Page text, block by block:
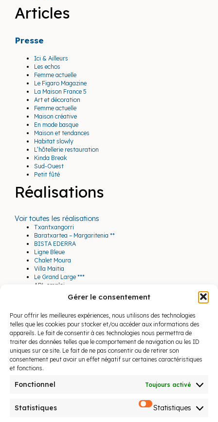
Gérer le consentement
Pour offrir les meilleures expériences, nous utilisons des technologies
telles que les cookies pour stocker et/ou accéder aux informations des
appareils. Le fait de consentir à ces technologies nous permettra de
traiter des données telles que le comportement de navigation ou les ID
uniques sur ce site. Le fait de ne pas consentir ou de retirer son
consentement peut avoir un effet négatif sur certaines caractéristiques
et fonctions.
Fonctionnel Toujours activé
Statistiques Statistiques
Articles
Presse
Ici & Ailleurs
Les echos
Femme actuelle
Le Figaro Magazine
La Maison France 5
Art et décoration
Femme actuelle
Maison créative
En mode basque
Maison et tendances
Habitat slowly
L’hôtellerie restauration
Kinda Break
Sud-Ouest
Petit fûté
Réalisations
Voir toutes les réalisations
Txantxangorri
Baratxartea – Margaritenia **
BISTA EDERRA
Ligne Bleue
Chalet Moura
Villa Maitia
Le Grand Large ***
ABL emploi
Bar restaurant du Baya
Maison à Mouguerre
Hôtel*** et spa le Baya
Bureau de l’UMIH
Cabinet Maurel
Maison Cuevas
Hôtel*** du Trinquet
Appartement historique
Loft bayonnais
Ekin consult